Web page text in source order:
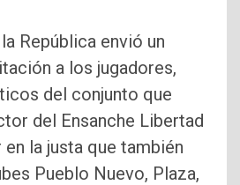
República envió un
a los jugadores,
del conjunto que
del Ensanche Libertad
la justa que también
Pueblo Nuevo, Plaza,